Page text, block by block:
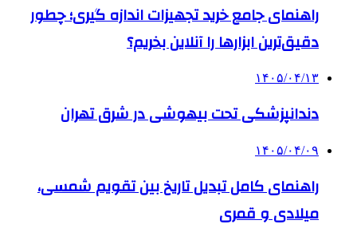
راهنمای جامع خرید تجهیزات اندازه گیری؛ چطور
دقیق‌ترین ابزارها را آنلاین بخریم؟
۱۴۰۵/۰۴/۱۳
دندانپزشکی تحت بیهوشی در شرق تهران
۱۴۰۵/۰۴/۰۹
راهنمای کامل تبدیل تاریخ بین تقویم شمسی،
میلادی و قمری